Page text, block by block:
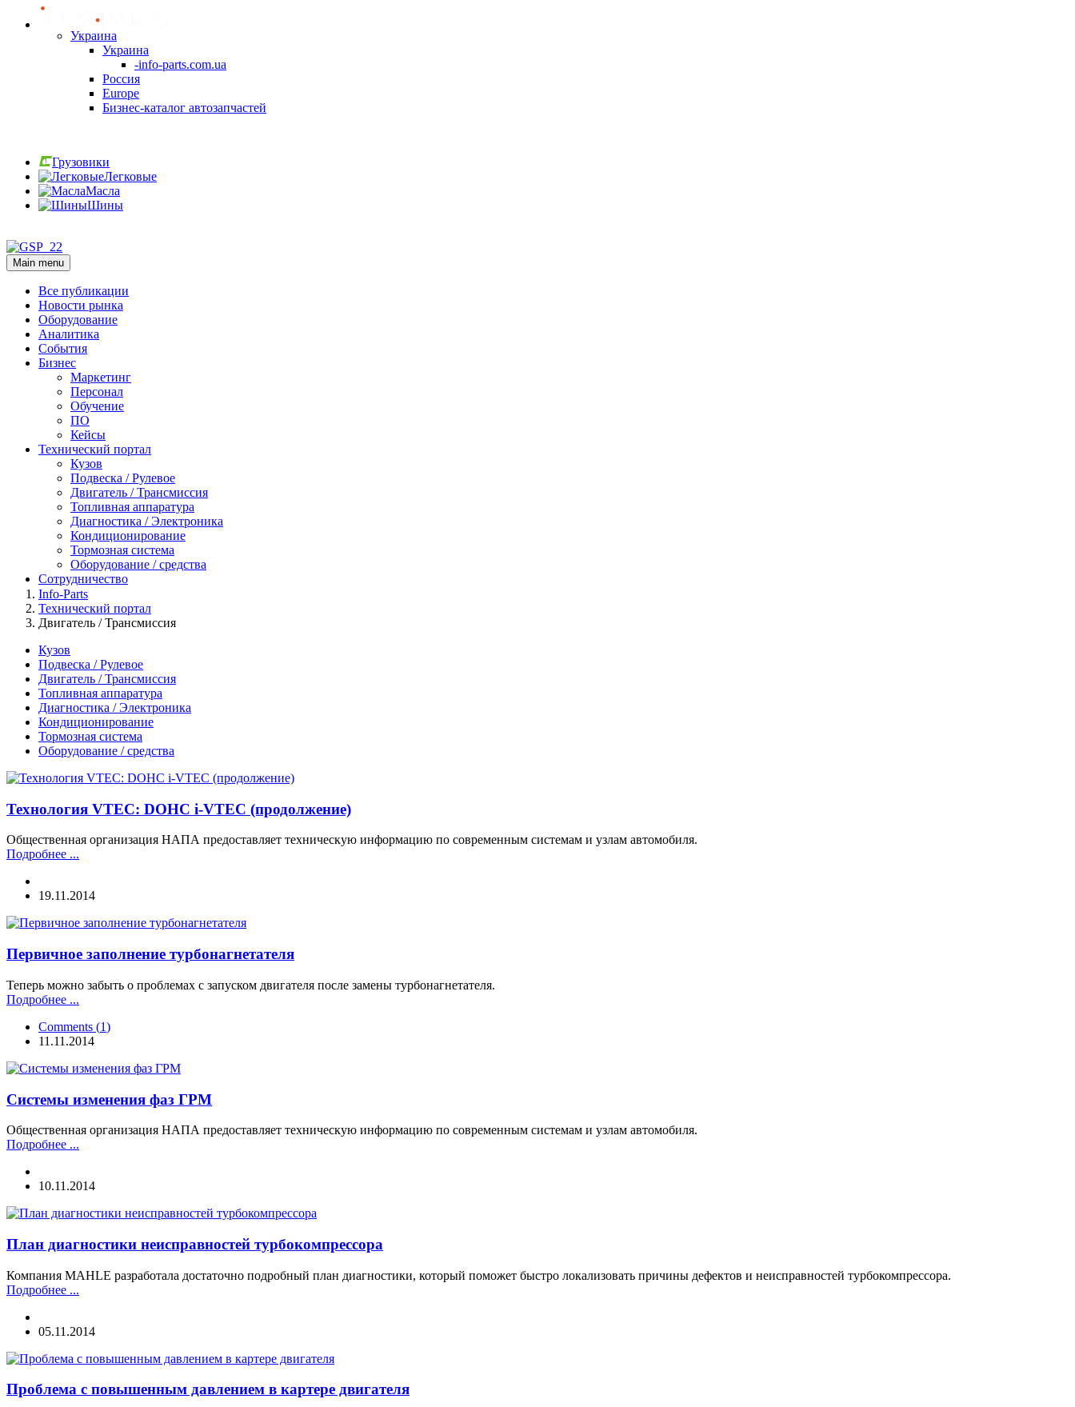
Украина
Украина
-info-parts.com.ua
Россия
Europe
Бизнес-каталог автозапчастей
Грузовики
Легковые
Масла
Шины
Main menu
Все публикации
Новости рынка
Оборудование
Аналитика
События
Бизнес
Маркетинг
Персонал
Обучение
ПО
Кейсы
Технический портал
Кузов
Подвеска / Рулевое
Двигатель / Трансмиссия
Топливная аппаратура
Диагностика / Электроника
Кондиционирование
Тормозная система
Оборудование / средства
Сотрудничество
Info-Parts
Технический портал
Двигатель / Трансмиссия
Кузов
Подвеска / Рулевое
Двигатель / Трансмиссия
Топливная аппаратура
Диагностика / Электроника
Кондиционирование
Тормозная система
Оборудование / средства
Технология VTEC: DOHC i-VTEC (продолжение)
Общественная организация НАПА предоставляет техническую информацию по современным системам и узлам автомобиля.
Подробнее ...
19.11.2014
Первичное заполнение турбонагнетателя
Теперь можно забыть о проблемах с запуском двигателя после замены турбонагнетателя.
Подробнее ...
Comments (1)
11.11.2014
Системы изменения фаз ГРМ
Общественная организация НАПА предоставляет техническую информацию по современным системам и узлам автомобиля.
Подробнее ...
10.11.2014
План диагностики неисправностей турбокомпрессора
Компания MAHLE разработала достаточно подробный план диагностики, который поможет быстро локализовать причины дефектов и неисправностей турбокомпрессора.
Подробнее ...
05.11.2014
Проблема с повышенным давлением в картере двигателя